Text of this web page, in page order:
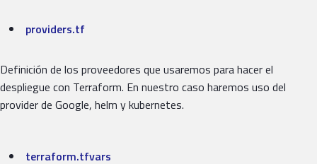
providers.tf
Definición de los proveedores que usaremos para hacer el
despliegue con Terraform. En nuestro caso haremos uso del
provider de Google, helm y kubernetes.
terraform.tfvars